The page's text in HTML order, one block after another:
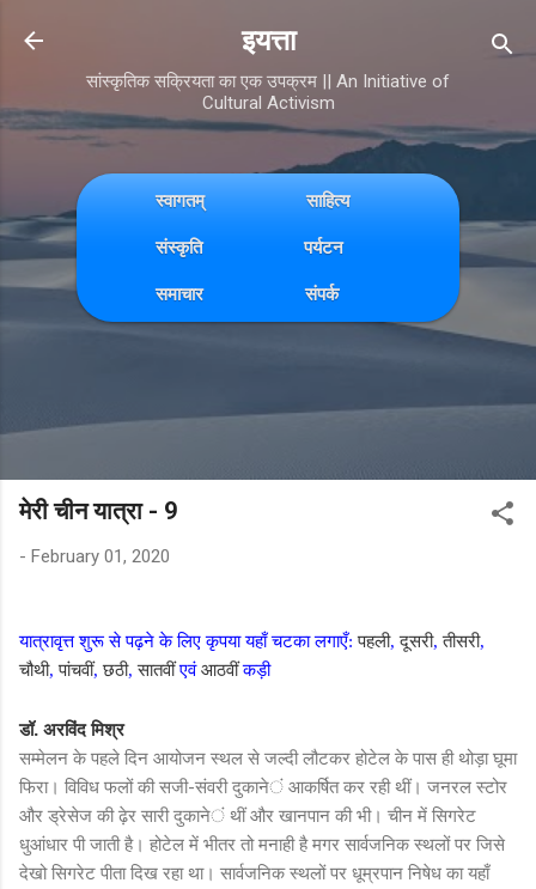
Skip to main content
इयत्ता
सांस्कृतिक सक्रियता का एक उपक्रम || An Initiative of
Cultural Activism
स्वागतम् साहित्य
संस्कृति पर्यटन
समाचार संपर्क
मेरी चीन यात्रा - 9
- February 01, 2020
यात्रावृत्त शुरू से पढ़ने के लिए कृपया यहाँ चटका लगाएँ:पहली,दूसरी,तीसरी,
चौथी,पांचवीं,छठी,सातवींएवंआठवींकड़ी
डॉ. अरविंद मिश्र
सम्मेलन के पहले दिन आयोजन स्थल से जल्दी लौटकर होटेल के पास ही थोड़ा घूमा
फिरा। विविध फलों की सजी-संवरी दुकानें आकर्षित कर रही थीं। जनरल स्टोर
और ड्रेसेज की ढ़ेर सारी दुकानें थीं और खानपान की भी। चीन में सिगरेट
धुआंधार पी जाती है। होटेल में भीतर तो मनाही है मगर सार्वजनिक स्थलों पर जिसे
देखो सिगरेट पीता दिख रहा था। सार्वजनिक स्थलों पर धूम्रपान निषेध का यहाँ